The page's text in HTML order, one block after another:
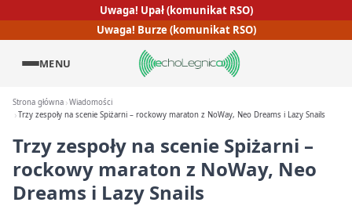
Uwaga! Upał (komunikat RSO)
Uwaga! Burze (komunikat RSO)
MENU
Strona główna Wiadomości
Trzy zespoły na scenie Spiżarni – rockowy maraton z NoWay, Neo Dreams i Lazy Snails
Trzy zespoły na scenie Spiżarni –
rockowy maraton z NoWay, Neo
Dreams i Lazy Snails